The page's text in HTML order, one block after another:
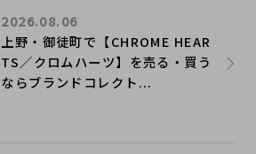
上野・御徒町で【CHROME HEAR
TS／クロムハーツ】を売る・買う
ならブランドコレクト...
2026.08.06